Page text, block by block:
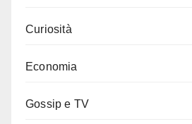
Curiosità
Economia
Gossip e TV